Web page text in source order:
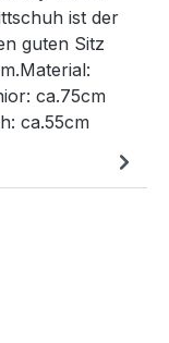
ist der
guten Sitz
ca.75cm
ca.55cm